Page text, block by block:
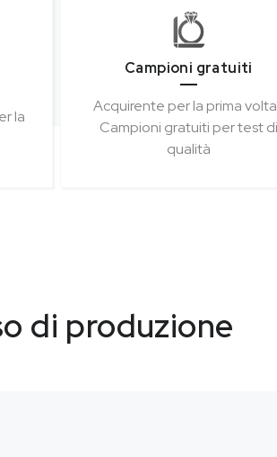
la
Campioni gratuiti
Acquirente per la prima
Campioni gratuiti per test di
qualità
di produzione